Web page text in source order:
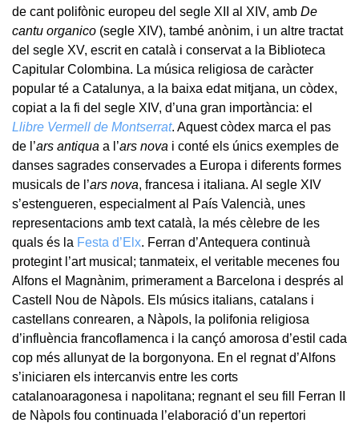
de cant polifònic europeu del segle XII al XIV, amb De
cantu organico (segle XIV), també anònim, i un altre tractat
del segle XV, escrit en català i conservat a la Biblioteca
Capitular Colombina. La música religiosa de caràcter
popular té a Catalunya, a la baixa edat mitjana, un còdex,
copiat a la fi del segle XIV, d’una gran importància: el
Llibre Vermell de Montserrat. Aquest còdex marca el pas
de l’ars antiqua a l’ars nova i conté els únics exemples de
danses sagrades conservades a Europa i diferents formes
musicals de l’ars nova, francesa i italiana. Al segle XIV
s’estengueren, especialment al País Valencià, unes
representacions amb text català, la més cèlebre de les
quals és la Festa d’Elx. Ferran d’Antequera continuà
protegint l’art musical; tanmateix, el veritable mecenes fou
Alfons el Magnànim, primerament a Barcelona i després al
Castell Nou de Nàpols. Els músics italians, catalans i
castellans conrearen, a Nàpols, la polifonia religiosa
d’influència francoflamenca i la cançó amorosa d’estil cada
cop més allunyat de la borgonyona. En el regnat d’Alfons
s’iniciaren els intercanvis entre les corts
catalanoaragonesa i napolitana; regnant el seu fill Ferran II
de Nàpols fou continuada l’elaboració d’un repertori